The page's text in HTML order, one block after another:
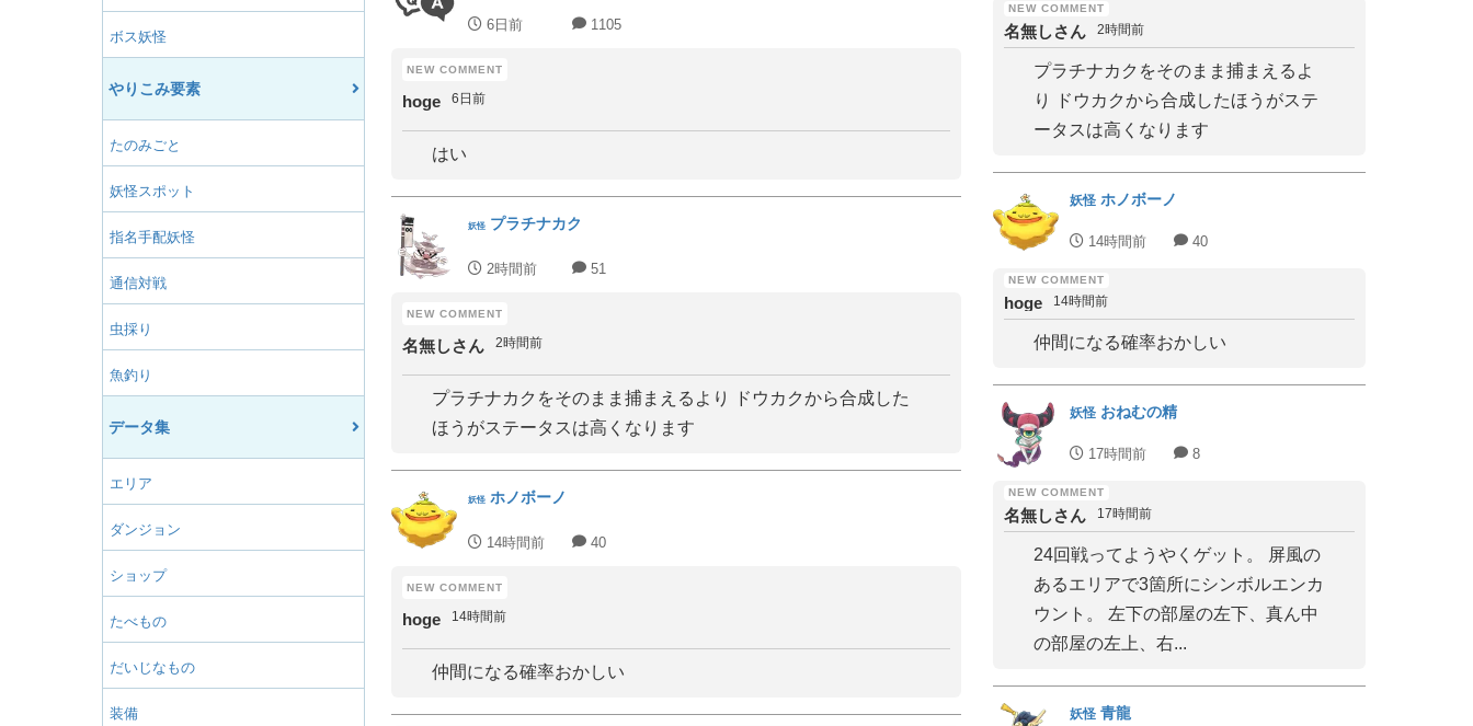
ボス妖怪
やりこみ要素
たのみごと
妖怪スポット
指名手配妖怪
通信対戦
虫採り
魚釣り
データ集
エリア
ダンジョン
ショップ
たべもの
だいじなもの
装備
6日前 1105
hoge 6日前
はい
妖怪 プラチナカク
2時間前 51
名無しさん 2時間前
プラチナカクをそのまま捕まえるより ドウカクから合成した
ほうがステータスは高くなります
妖怪 ホノボーノ
14時間前 40
hoge 14時間前
仲間になる確率おかしい
名無しさん 2時間前
プラチナカクをそのまま捕まえるよ
り ドウカクから合成したほうがステ
ータスは高くなります
妖怪 ホノボーノ
14時間前 40
hoge 14時間前
仲間になる確率おかしい
妖怪 おねむの精
17時間前 8
名無しさん 17時間前
24回戦ってようやくゲット。 屏風の
あるエリアで3箇所にシンボルエンカ
ウント。 左下の部屋の左下、真ん中
の部屋の左上、右...
妖怪 青龍